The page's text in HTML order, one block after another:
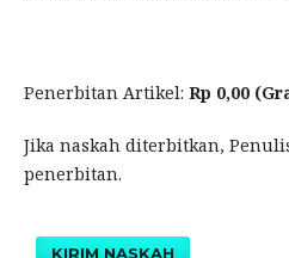
Penerbitan Artikel: Rp 0,00
Jika naskah diterbitkan,
penerbitan.
KIRIM NASKAH